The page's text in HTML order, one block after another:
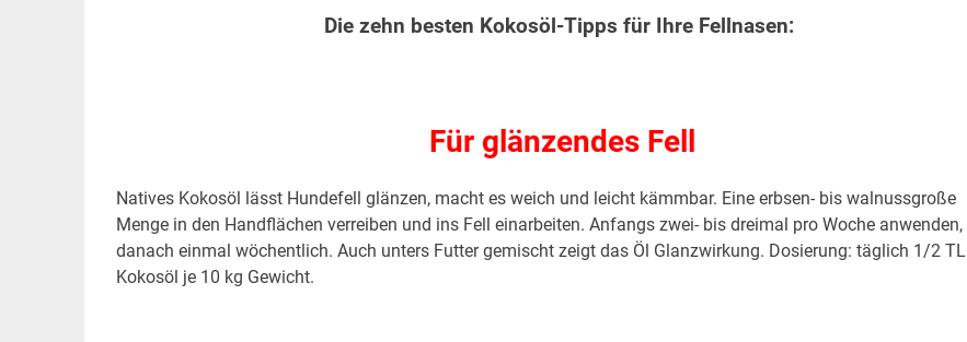
Die zehn besten Kokosöl-Tipps für Ihre Fellnasen:
Für glänzendes Fell
Natives Kokosöl lässt Hundefell glänzen, macht es weich und leicht kämmbar. Eine erbsen- bis walnussgroße
Menge in den Handflächen verreiben und ins Fell einarbeiten. Anfangs zwei- bis dreimal pro Woche anwenden,
danach einmal wöchentlich. Auch unters Futter gemischt zeigt das Öl Glanzwirkung. Dosierung: täglich 1/2 TL
Kokosöl je 10 kg Gewicht.